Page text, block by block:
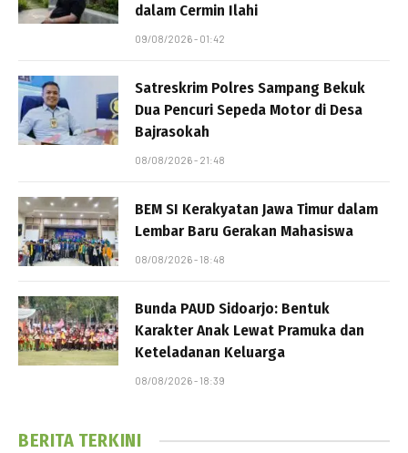
dalam Cermin Ilahi
09/08/2026 - 01:42
Satreskrim Polres Sampang Bekuk
Dua Pencuri Sepeda Motor di Desa
Bajrasokah
08/08/2026 - 21:48
BEM SI Kerakyatan Jawa Timur dalam
Lembar Baru Gerakan Mahasiswa
08/08/2026 - 18:48
Bunda PAUD Sidoarjo: Bentuk
Karakter Anak Lewat Pramuka dan
Keteladanan Keluarga
08/08/2026 - 18:39
BERITA TERKINI